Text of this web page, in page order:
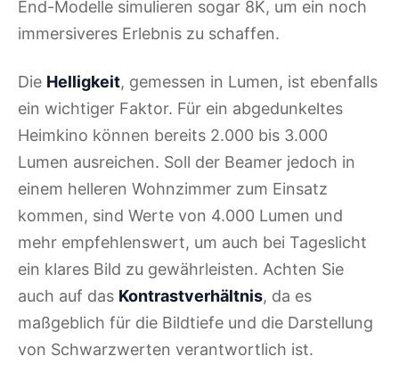
End-Modelle simulieren sogar 8K, um ein noch
immersiveres Erlebnis zu schaffen.
Die Helligkeit, gemessen in Lumen, ist ebenfalls
ein wichtiger Faktor. Für ein abgedunkeltes
Heimkino können bereits 2.000 bis 3.000
Lumen ausreichen. Soll der Beamer jedoch in
einem helleren Wohnzimmer zum Einsatz
kommen, sind Werte von 4.000 Lumen und
mehr empfehlenswert, um auch bei Tageslicht
ein klares Bild zu gewährleisten. Achten Sie
auch auf das Kontrastverhältnis, da es
maßgeblich für die Bildtiefe und die Darstellung
von Schwarzwerten verantwortlich ist.